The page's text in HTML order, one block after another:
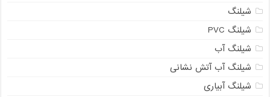
شیلنگ
شیلنگ PVC
شیلنگ آب
شیلنگ آب آتش نشانی
شیلنگ آبیاری